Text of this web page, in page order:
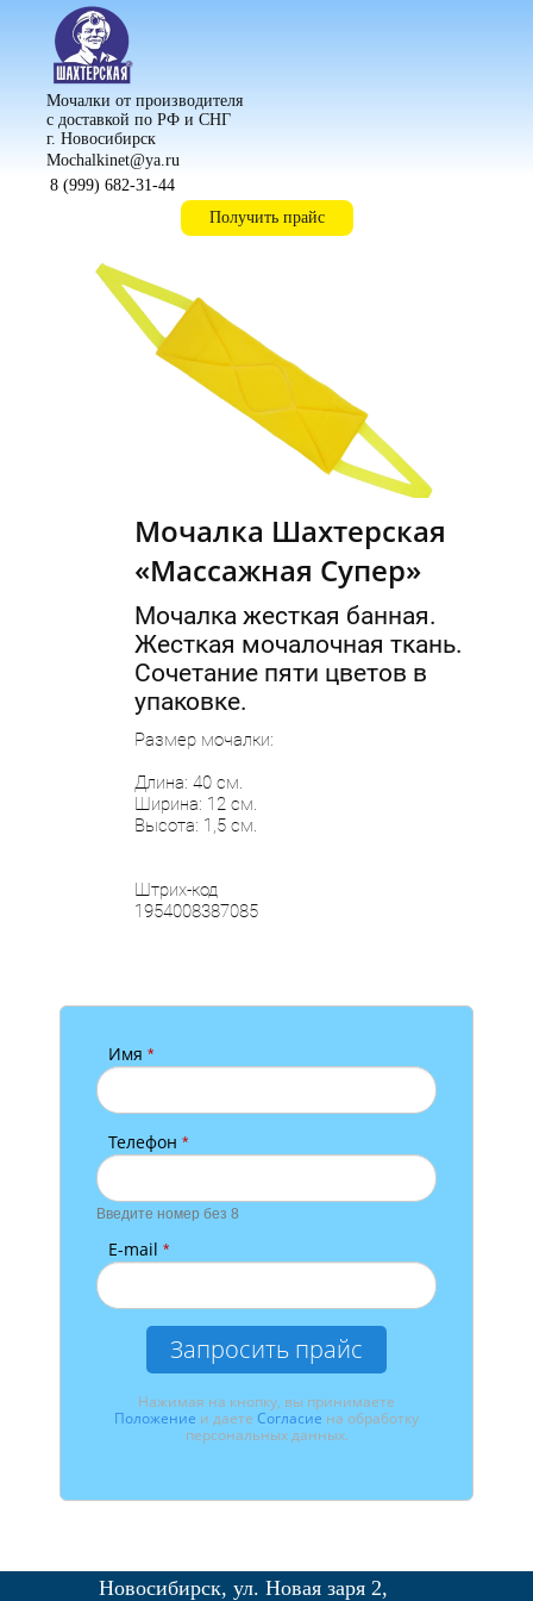
Мочалки от производителя
с доставкой по РФ и СНГ
г. Новосибирск
Mochalkinet@ya.ru
8 (999) 682-31-44
Получить прайс
Мочалка Шахтерская
«Массажная Супер»
Мочалка жесткая банная.
Жесткая мочалочная ткань.
Сочетание пяти цветов в
упаковке.
Размер мочалки:
Длина: 40 см.
Ширина: 12 см.
Высота: 1,5 см.
Штрих-код
1954008387085
Имя *
Телефон *
Введите номер без 8
E-mail *
Запросить прайс
Нажимая на кнопку, вы принимаете
Положение и даете Согласие на обработку
персональных данных.
Новосибирск, ул. Новая заря 2,